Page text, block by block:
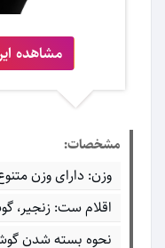
مشاهده
مشخصات:
وزن: دارای وزن
اقلام ست: زنجیر،
نحوه بسته شدن